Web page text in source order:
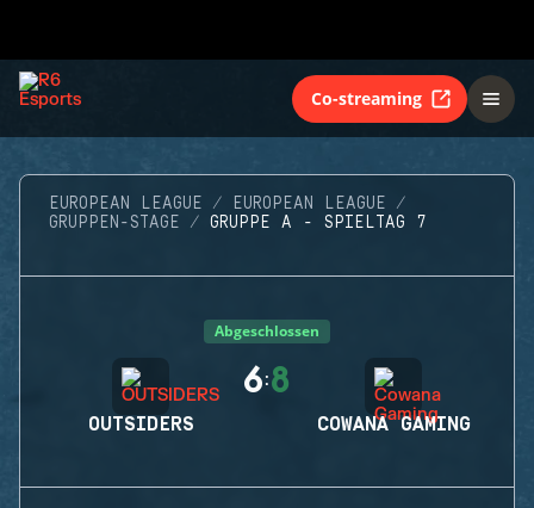
Co-streaming
EUROPEAN LEAGUE
EUROPEAN LEAGUE
GRUPPEN-STAGE
GRUPPE A - SPIELTAG 7
Abgeschlossen
OUTSIDERS
6:8
COWANA GAMING